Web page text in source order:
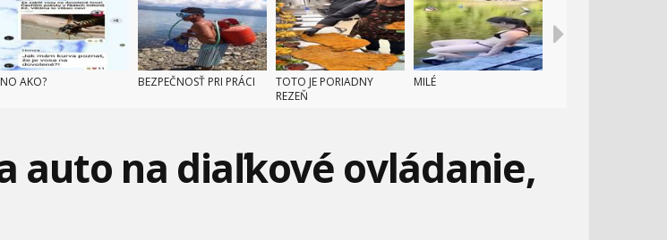
NO AKO? BEZPEČNOSŤ PRI PRÁCI
TOTO JE PORIADNY
REZEŇ
MILÉ
auto na diaľkové ovládanie,